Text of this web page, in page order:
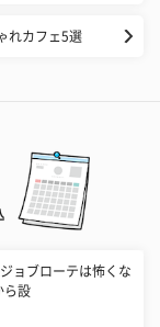
れカフェ5選
ョブローテは怖くな
ら設